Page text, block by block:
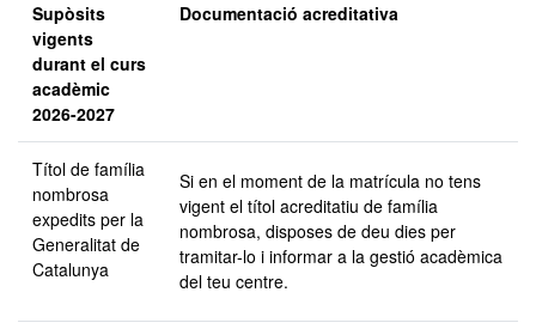
Supòsits
vigents
durant el curs
acadèmic
2026-2027
Documentació acreditativa
Títol de família
nombrosa
expedits per la
Generalitat de
Catalunya
Si en el moment de la matrícula no tens
vigent el títol acreditatiu de família
nombrosa, disposes de deu dies per
tramitar-lo i informar a la gestió acadèmica
del teu centre.